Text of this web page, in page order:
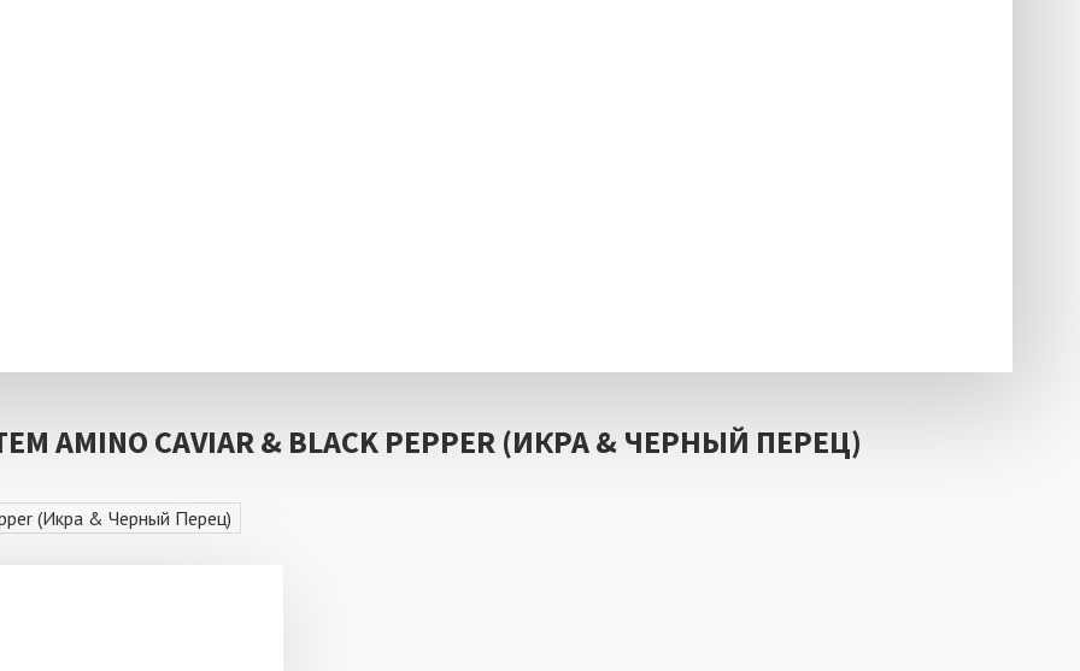
& Черный Перец)
AMINO CAVIAR & BLACK PEPPER (ИКРА & ЧЕРНЫЙ ПЕРЕЦ)